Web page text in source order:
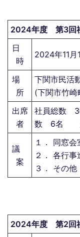
2024年度 第3回
日
時
2024年11
場
所
下関市民活
(下関市竹
出席
者
社員総数
数 6名 欠
議
案
１． 同窓
２． 各行事
３． その他
2024年度 第2回